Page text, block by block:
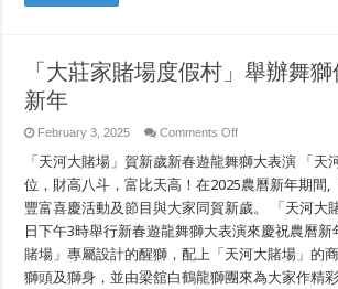
「大莊家賭場度假村」舉辦舞
新年
February 3, 2025 Comments Offon
莊
家
賭
場
度
村」
舉
「天河大賭場」賀新歲新春遊龍舞獅大表演 「天
位，財高八斗，富比天高！在2025農曆新年期間,
豐富喜慶活動及節目與大家同賀新歲。 「天河大
日下午3時舉行新春遊龍舞獅大表演來慶祝農曆
賭場」專屬設計的醒獅，配上「天河大賭場」的
獅頭及獅身，並由梁舘白鶴龍獅團來為大家作精